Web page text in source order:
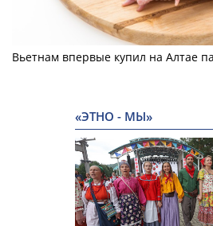
Вьетнам впервые купил на Алтае
«ЭТНО - МЫ»